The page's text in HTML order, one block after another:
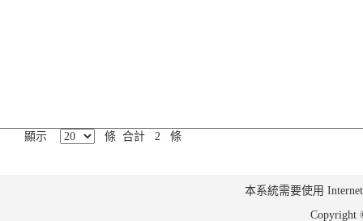
顯示 條 合計 2 條
本系統需要使用
Copyright